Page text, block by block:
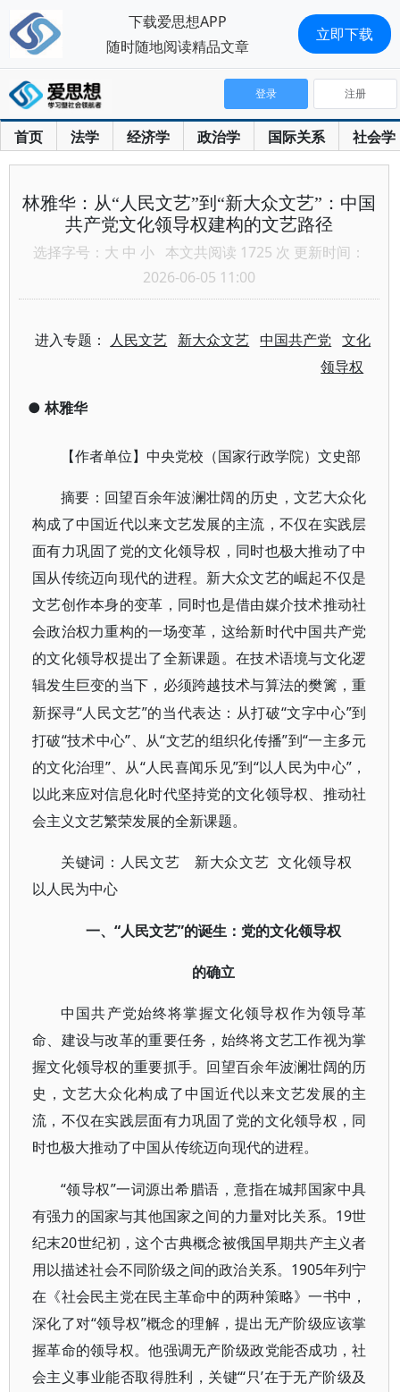
首页 法学 经济学 政治学 国际关系 社会学
登录 注册
林雅华：从“人民文艺”到“新大众文艺”：中国
共产党文化领导权建构的文艺路径
选择字号： 大 中 小 本文共阅读 1725 次 更新时间：
2026-06-05 11:00
进入专题： 人民文艺 新大众文艺 中国共产党
文化
领导权
●林雅华
【作者单位】中央党校（国家行政学院）文史部
摘要 ： 回望百余年波澜壮阔的历史，文艺大众化
构成了中国近代以来文艺发展的主流，不仅在实践层
面有力巩固了党的文化领导权，同时也极大推动了中
国从传统迈向现代的进程。新大众文艺的崛起不仅是
文艺创作本身的变革，同时也是借由媒介技术推动社
会政治权力重构的一场变革，这给新时代中国共产党
的文化领导权提出了全新课题。在技术语境与文化逻
辑发生巨变的当下，必须跨越技术与算法的樊篱，重
新探寻“人民文艺”的当代表达：从打破“文字中心”到
打破“技术中心”、从“文艺的组织化传播”到“一主多元
的文化治理”、从“人民喜闻乐见”到“以人民为中心”，
以此来应对信息化时代坚持党的文化领导权、推动社
会主义文艺繁荣发展的全新课题。
关键词 ： 人民文艺 新大众文艺 文化领导权
以人民为中心
一、“人民文艺”的诞生：党的文化领导权
的确立
中国共产党始终将掌握文化领导权作为领导革
命、建设与改革的重要任务，始终将文艺工作视为掌
握文化领导权的重要抓手。回望百余年波澜壮阔的历
史，文艺大众化构成了中国近代以来文艺发展的主
流，不仅在实践层面有力巩固了党的文化领导权，同
时也极大推动了中国从传统迈向现代的进程。
“领导权”一词源出希腊语，意指在城邦国家中具
有强力的国家与其他国家之间的力量对比关系。19世
纪末20世纪初，这个古典概念被俄国早期共产主义者
用以描述社会不同阶级之间的政治关系。1905年列宁
在《社会民主党在民主革命中的两种策略》一书中，
深化了对“领导权”概念的理解，提出无产阶级应该掌
握革命的领导权。他强调无产阶级政党能否成功，社
会主义事业能否取得胜利，关键“‘只’在于无产阶级及
下载爱思想APP
随时随地阅读精品文章
立即下载